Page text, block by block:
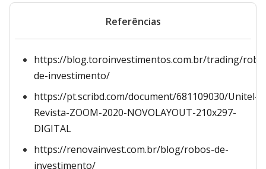
Referências
https://blog.toroinvestimentos.com.br/trading/
de-investimento/
https://pt.scribd.com/document/681109030/Unitel-
Revista-ZOOM-2020-NOVOLAYOUT-210x297-
DIGITAL
https://renovainvest.com.br/blog/robos-de-
investimento/